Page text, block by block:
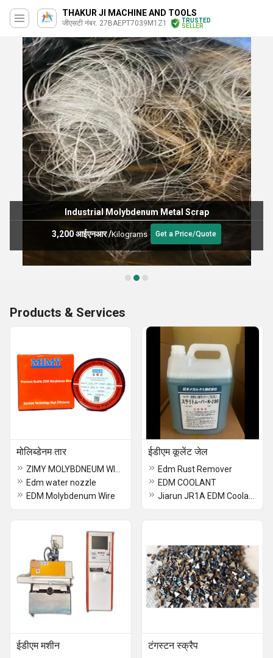
THAKUR JI MACHINE AND TOOLS
जीएसटी नंबर. 27BAEPT7039M1Z1
TRUSTED
SELLER
Industrial Molybdenum Metal Scrap
3,200 आईएनआर/Kilograms Get a Price/Quote
Products & Services
मोलिब्डेनम तार
Edm water nozzle
EDM Molybdenum Wire
ईडीएम कूलेंट जेल
Edm Rust Remover
EDM COOLANT
ईडीएम मशीन टंगस्टन स्क्रैप